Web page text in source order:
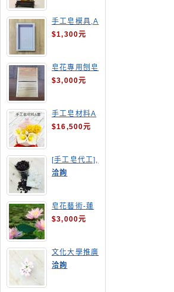
手工皂模具,A
4渲染盤
$1,300元
皂花專用刨皂
器
$3,000元
手工皂材料A
套
$16,500元
[手工皂代工],
釋迦手工皂
洽詢
皂花藝術-蓮
花
$3,000元
文化大學推廣
部高雄分部手
工皂教學
洽詢